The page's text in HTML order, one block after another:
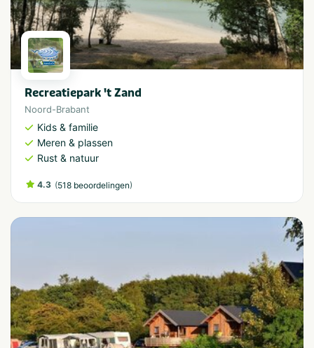
Recreatiepark 't Zand
Noord-Brabant
Kids & familie
Meren & plassen
Rust & natuur
4.3 (518 beoordelingen)